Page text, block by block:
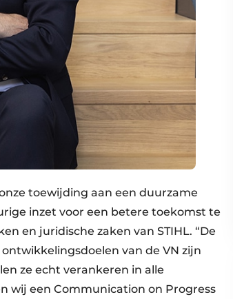
toewijding aan een duurzame
inzet voor een betere toekomst te
en juridische zaken van STIHL. “De
van de VN zijn
ze echt verankeren in alle
wij een Communication on Progress